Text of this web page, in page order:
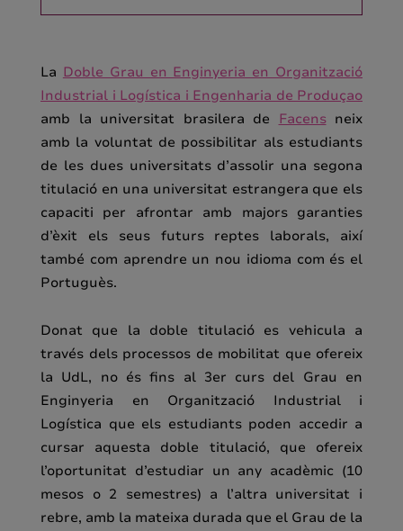
La Doble Grau en Enginyeria en Organització
Industrial i Logística i Engenharia de Produçao
amb la universitat brasilera de Facensneix
amb la voluntat de possibilitar als estudiants
de les dues universitats d’assolir una segona
titulació en una universitat estrangera que els
capaciti per afrontar amb majors garanties
d’èxit els seus futurs reptes laborals, així
també com aprendre un nou idioma com és el
Portuguès.
Donat que la doble titulació es vehicula a
través dels processos de mobilitat que ofereix
la UdL, no és fins al 3er curs del Grau en
Enginyeria en Organització Industrial i
Logística que els estudiants poden accedir a
cursar aquesta doble titulació, que ofereix
l’oportunitat d’estudiar un any acadèmic (10
mesos o 2 semestres) a l’altra universitat i
rebre, amb la mateixa durada que el Grau de la